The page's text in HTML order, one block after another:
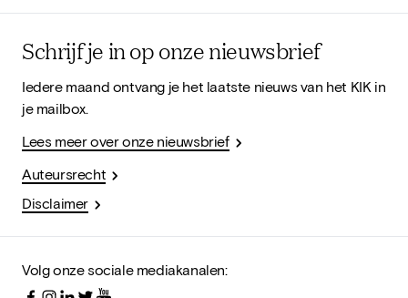
Schrijf je in op onze nieuwsbrief
Iedere maand ontvang je het laatste nieuws van het KIK in
je mailbox.
Lees meer over onze nieuwsbrief
Auteursrecht
Disclaimer
Volg onze sociale mediakanalen: